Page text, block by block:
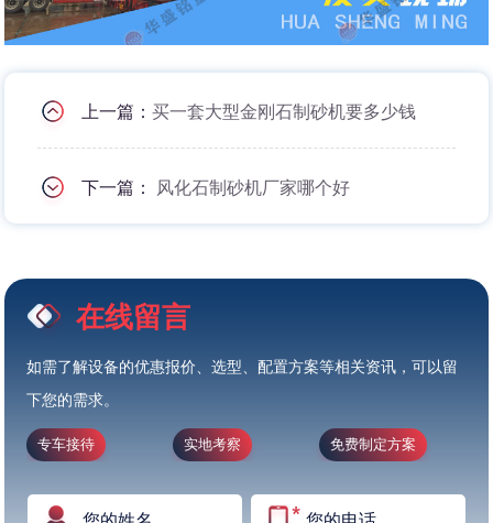
上一篇：买一套大型金刚石制砂机要多少钱
下一篇： 风化石制砂机厂家哪个好
在线留言
如需了解设备的优惠报价、选型、配置方案等相关资讯，可以留
下您的需求。
专车接待 实地考察 免费制定方案